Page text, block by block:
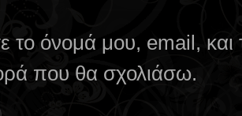
το όνομά μου, email, και
που θα σχολιάσω.